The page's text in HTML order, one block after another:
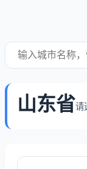
山东省请